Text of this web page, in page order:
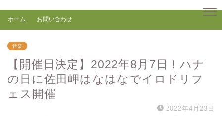
ホーム お問い合わせ
音楽
【開催日決定】2022年8月7日！ハナ
の日に佐田岬はなはなでイロドリフ
ェス開催
2022年4月23日